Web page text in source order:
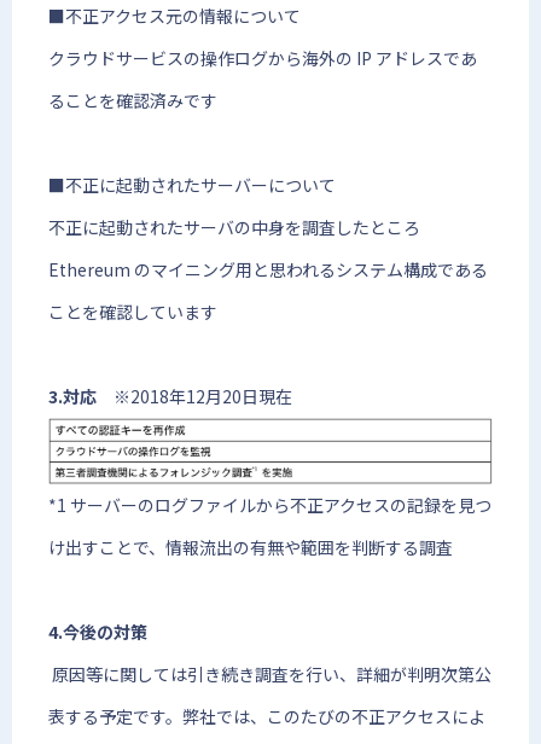
■不正アクセス元の情報について
クラウドサービスの操作ログから海外の IP アドレスであ
ることを確認済みです
■不正に起動されたサーバーについて
不正に起動されたサーバの中身を調査したところ
Ethereum のマイニング用と思われるシステム構成である
ことを確認しています
3.対応 ※2018年12月20日現在
*1 サーバーのログファイルから不正アクセスの記録を見つ
け出すことで、情報流出の有無や範囲を判断する調査
4.今後の対策
原因等に関しては引き続き調査を行い、詳細が判明次第公
表する予定です。弊社では、このたびの不正アクセスによ